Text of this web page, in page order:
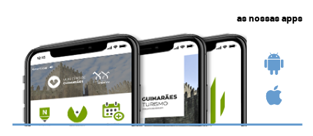
as nossas apps